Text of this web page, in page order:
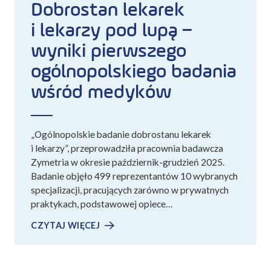
Dobrostan lekarek
i lekarzy pod lupą –
wyniki pierwszego
ogólnopolskiego badania
wśród medyków
„Ogólnopolskie badanie dobrostanu lekarek
i lekarzy”, przeprowadziła pracownia badawcza
Zymetria w okresie październik-grudzień 2025.
Badanie objęło 499 reprezentantów 10 wybranych
specjalizacji, pracujących zarówno w prywatnych
praktykach, podstawowej opiece…
CZYTAJ WIĘCEJ